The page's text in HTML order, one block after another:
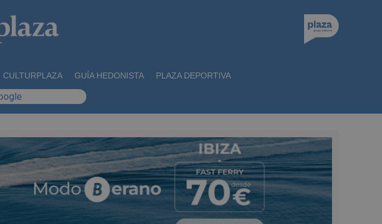
CULTURPLAZA GUÍA HEDONISTA PLAZA DEPORTIVA